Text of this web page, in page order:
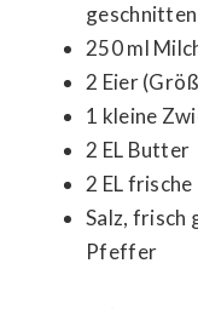
geschnitten
250 ml
2 Eier
1 kleine
2 EL Butter
2 EL
Salz, frisch
Pfeffer